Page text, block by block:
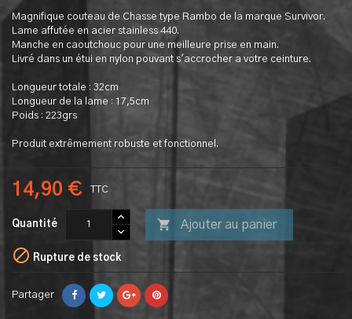
Magnifique couteau de Chasse type Rambo de la marque Survivor.
Lame affutée en acier stainless 440.
Manche en caoutchouc pour une meilleure prise en main.
Livré dans un étui en nylon pouvant s'accrocher a votre ceinture.
Longueur totale : 32cm
Longueur de la lame : 17,5cm
Poids : 223grs
Produit extrêmement robuste et fonctionnel.
14,90 € TTC
Quantité  Ajouter au panier
 Rupture de stock
Partager